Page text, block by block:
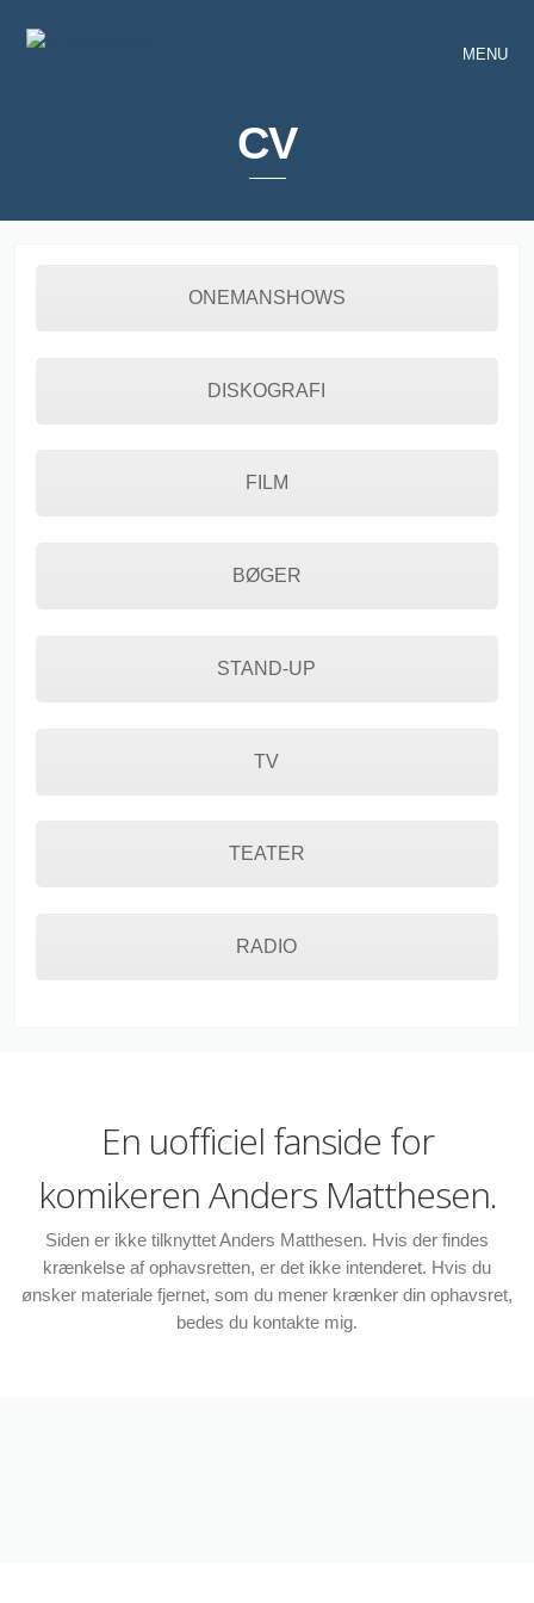
MENU
CV
ONEMANSHOWS
DISKOGRAFI
FILM
BØGER
STAND-UP
TV
TEATER
RADIO
En uofficiel fanside for
komikeren Anders Matthesen.
Siden er ikke tilknyttet Anders Matthesen. Hvis der findes
krænkelse af ophavsretten, er det ikke intenderet. Hvis du
ønsker materiale fjernet, som du mener krænker din ophavsret,
bedes du kontakte mig.